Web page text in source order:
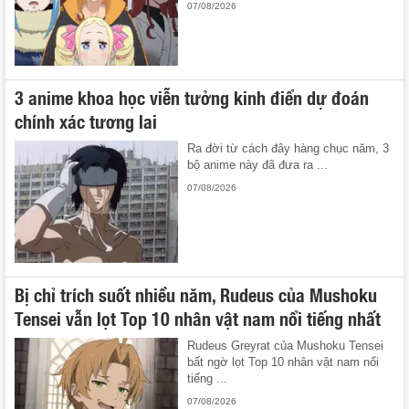
07/08/2026
3 anime khoa học viễn tưởng kinh điển dự đoán
chính xác tương lai
Ra đời từ cách đây hàng chục năm, 3
bộ anime này đã đưa ra ...
07/08/2026
Bị chỉ trích suốt nhiều năm, Rudeus của Mushoku
Tensei vẫn lọt Top 10 nhân vật nam nổi tiếng nhất
Rudeus Greyrat của Mushoku Tensei
bất ngờ lọt Top 10 nhân vật nam nổi
tiếng ...
07/08/2026